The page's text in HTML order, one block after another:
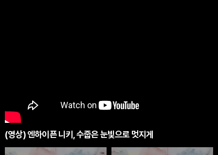
(영상) 엔하이픈 니키, 수줍은 눈빛으로 멋지게